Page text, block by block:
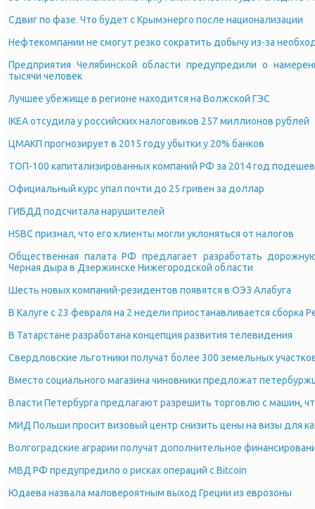
Сдвиг по фазе. Что будет с Крымэнерго после национализации
Нефтекомпании не смогут резко сократить добычу из-за
Предприятия Челябинской области предупредили о
тысячи человек
Лучшее убежище в регионе находится на Волжской ГЭС
IKEA отсудила у российских налоговиков 257 миллионов рублей
ЦМАКП прогнозирует в 2015 году убытки у 20% банков
ТОП-100 капитализированных компаний РФ за 2014 год
Официальный курс упал почти до 25 гривен за доллар
ГИБДД подсчитала нарушителей
HSBC признал, что его клиенты могли уклоняться от налогов
Общественная палата РФ предлагает разработать
Черная дыра в Дзержинске Нижегородской области
Шесть новых компаний-резидентов появятся в ОЭЗ Алабуга
В Калуге с 23 февраля на 2 недели приостанавливается сборка
В Татарстане разработана концепция развития телевидения
Свердловские льготники получат более 300 земельных
Вместо социального магазина чиновники предложат
Власти Петербурга предлагают разрешить торговлю с машин,
МИД Польши просит визовый центр снизить цены на визы для
Волгоградские аграрии получат дополнительное
МВД РФ предупредило о рисках операций с Bitcoin
Юдаева назвала маловероятным выход Греции из еврозоны